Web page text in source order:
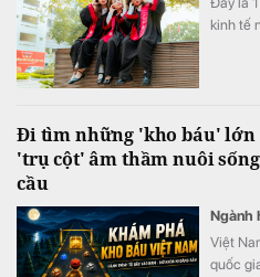
kinh tế
Đi tìm những 'kho báu' lớn
'trụ cột' âm thầm nuôi
cầu
Ngành
Việt
quốc